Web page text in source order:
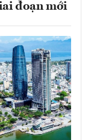
đoạn mới